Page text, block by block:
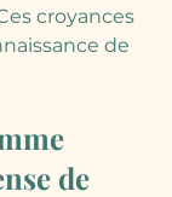
croyances
de
de